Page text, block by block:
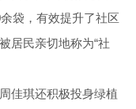
袋，有效提升了社区
居民亲切地称为“社
佳琪还积极投身绿植